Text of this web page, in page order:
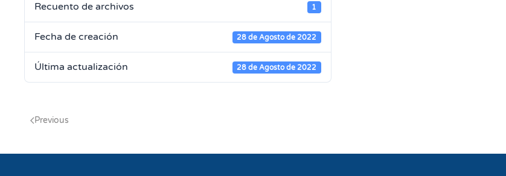
Recuento de archivos 1
Fecha de creación 28 de Agosto de 2022
Última actualización 28 de Agosto de 2022
Previous